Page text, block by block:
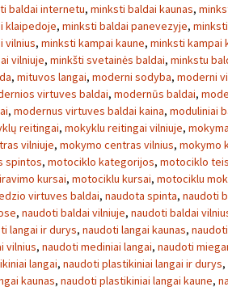
baldai internetu, minksti baldai kaunas,
klaipedoje, minksti baldai panevezyje,
vilnius, minksti kampai kaune, minksti kampai
vilniuje, minkšti svetainės baldai, minkstu
, mituvos langai, moderni sodyba, moderni
virtuves baldai, modernūs baldai,
, modernus virtuves baldai kaina, moduliniai
reitingai, mokyklu reitingai vilniuje,
vilniuje, mokymo centras vilnius, mokymo
spintos, motociklo kategorijos, motociklo
kursai, motociklu kursai, motociklu
virtuves baldai, naudota spinta, naudoti
, naudoti baldai vilniuje, naudoti baldai
langai ir durys, naudoti langai kaunas,
vilnius, naudoti mediniai langai, naudoti
langai, naudoti plastikiniai langai ir durys,
kaunas, naudoti plastikiniai langai kaune,